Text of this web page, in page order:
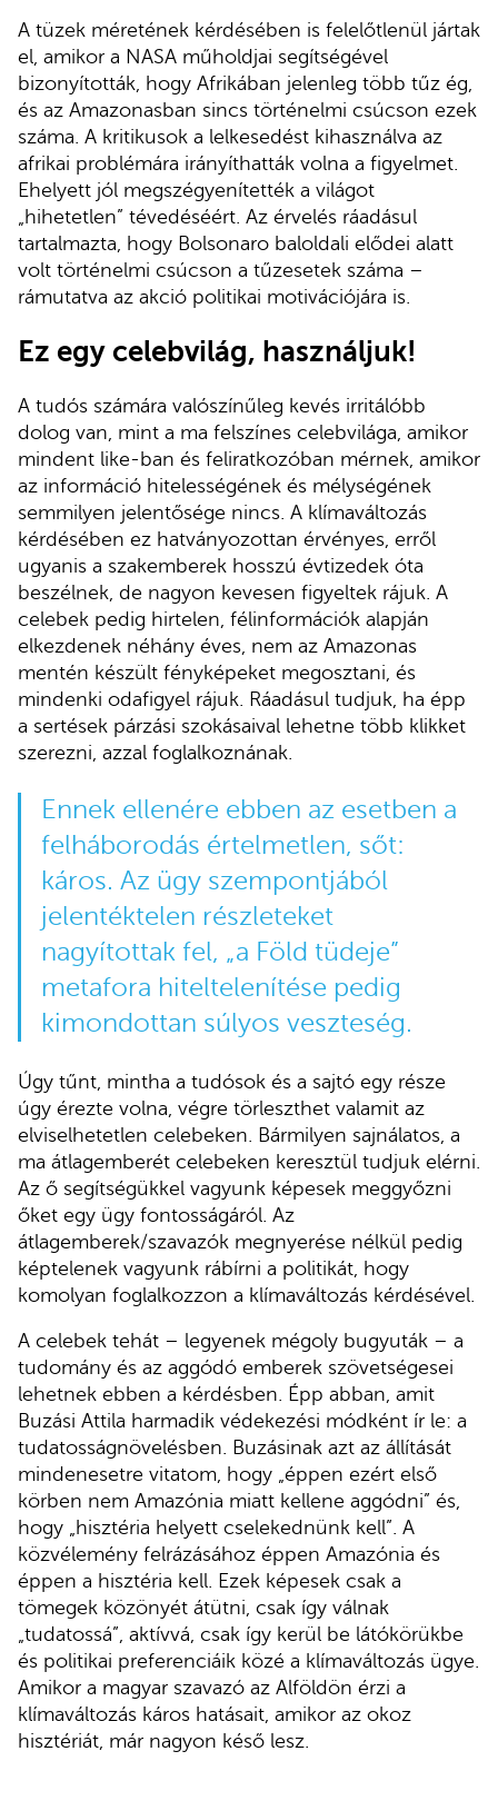
A tüzek méretének kérdésében is felelőtlenül jártak
el, amikor a NASA műholdjai segítségével
bizonyították, hogy Afrikában jelenleg több tűz ég,
és az Amazonasban sincs történelmi csúcson ezek
száma. A kritikusok a lelkesedést kihasználva az
afrikai problémára irányíthatták volna a figyelmet.
Ehelyett jól megszégyenítették a világot
„hihetetlen” tévedéséért. Az érvelés ráadásul
tartalmazta, hogy Bolsonaro baloldali elődei alatt
volt történelmi csúcson a tűzesetek száma –
rámutatva az akció politikai motivációjára is.
Ez egy celebvilág, használjuk!
A tudós számára valószínűleg kevés irritálóbb
dolog van, mint a ma felszínes celebvilága, amikor
mindent like-ban és feliratkozóban mérnek, amikor
az információ hitelességének és mélységének
semmilyen jelentősége nincs. A klímaváltozás
kérdésében ez hatványozottan érvényes, erről
ugyanis a szakemberek hosszú évtizedek óta
beszélnek, de nagyon kevesen figyeltek rájuk. A
celebek pedig hirtelen, félinformációk alapján
elkezdenek néhány éves, nem az Amazonas
mentén készült fényképeket megosztani, és
mindenki odafigyel rájuk. Ráadásul tudjuk, ha épp
a sertések párzási szokásaival lehetne több klikket
szerezni, azzal foglalkoznának.
Ennek ellenére ebben az esetben a
felháborodás értelmetlen, sőt:
káros. Az ügy szempontjából
jelentéktelen részleteket
nagyítottak fel, „a Föld tüdeje”
metafora hiteltelenítése pedig
kimondottan súlyos veszteség.
Úgy tűnt, mintha a tudósok és a sajtó egy része
úgy érezte volna, végre törleszthet valamit az
elviselhetetlen celebeken. Bármilyen sajnálatos, a
ma átlagemberét celebeken keresztül tudjuk elérni.
Az ő segítségükkel vagyunk képesek meggyőzni
őket egy ügy fontosságáról. Az
átlagemberek/szavazók megnyerése nélkül pedig
képtelenek vagyunk rábírni a politikát, hogy
komolyan foglalkozzon a klímaváltozás kérdésével.
A celebek tehát – legyenek mégoly bugyuták – a
tudomány és az aggódó emberek szövetségesei
lehetnek ebben a kérdésben. Épp abban, amit
Buzási Attila harmadik védekezési módként ír le: a
tudatosságnövelésben. Buzásinak azt az állítását
mindenesetre vitatom, hogy „éppen ezért első
körben nem Amazónia miatt kellene aggódni” és,
hogy „hisztéria helyett cselekednünk kell”. A
közvélemény felrázásához éppen Amazónia és
éppen a hisztéria kell. Ezek képesek csak a
tömegek közönyét átütni, csak így válnak
„tudatossá”, aktívvá, csak így kerül be látókörükbe
és politikai preferenciáik közé a klímaváltozás ügye.
Amikor a magyar szavazó az Alföldön érzi a
klímaváltozás káros hatásait, amikor az okoz
hisztériát, már nagyon késő lesz.